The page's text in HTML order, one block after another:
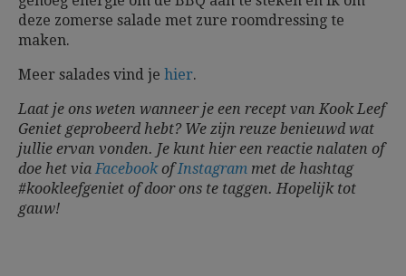
deze zomerse salade met zure roomdressing te
maken.
Meer salades vind je hier.
Laat je ons weten wanneer je een recept van Kook Leef
Geniet geprobeerd hebt? We zijn reuze benieuwd wat
jullie ervan vonden. Je kunt hier een reactie nalaten of
doe het viaFacebookofInstagram met de hashtag
#kookleefgeniet of door ons te taggen.Hopelijk tot
gauw!